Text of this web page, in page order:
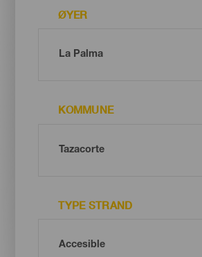
ØYER
KOMMUNE
TYPE STRAND